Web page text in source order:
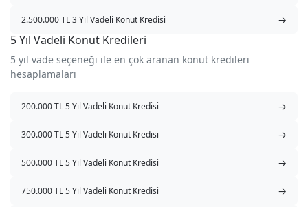
2.500.000 TL 3 Yıl Vadeli Konut Kredisi →
5 Yıl Vadeli Konut Kredileri
5 yıl vade seçeneği ile en çok aranan konut kredileri
hesaplamaları
200.000 TL 5 Yıl Vadeli Konut Kredisi →
300.000 TL 5 Yıl Vadeli Konut Kredisi →
500.000 TL 5 Yıl Vadeli Konut Kredisi →
750.000 TL 5 Yıl Vadeli Konut Kredisi →